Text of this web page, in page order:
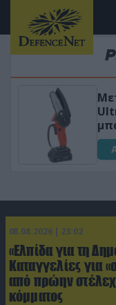
08.08.2026 | 23:02
«Ελπίδα για τη
Καταγγελίες για
από πρώην
κόμματος